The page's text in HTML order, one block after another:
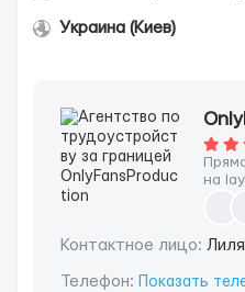
Украина (Киев)
на
Контактное лицо: Лиля
Телефон: Показать